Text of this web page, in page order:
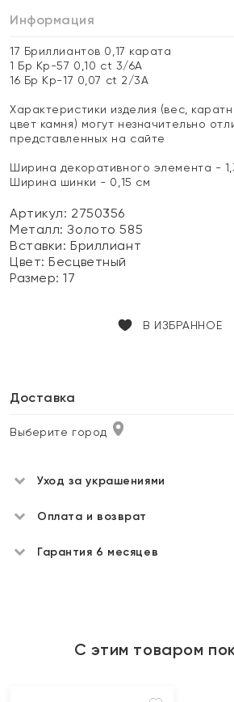
Информация
17 Бриллиантов 0,17 карата
1 Бр Кр-57 0,10 ct 3/6А
16 Бр Кр-17 0,07 ct 2/3А
Характеристики изделия (вес,
цвет камня) могут незначительно
представленных на сайте
Ширина декоративного элемента -
Ширина шинки - 0,15 см
Артикул: 2750356
Металл:Золото 585
Вставки:Бриллиант
Цвет:Бесцветный
Размер:17
В ИЗБРАННОЕ
Доставка
Выберите город
Уход за украшениями
Оплата и возврат
Гарантия 6 месяцев
С этим товаром